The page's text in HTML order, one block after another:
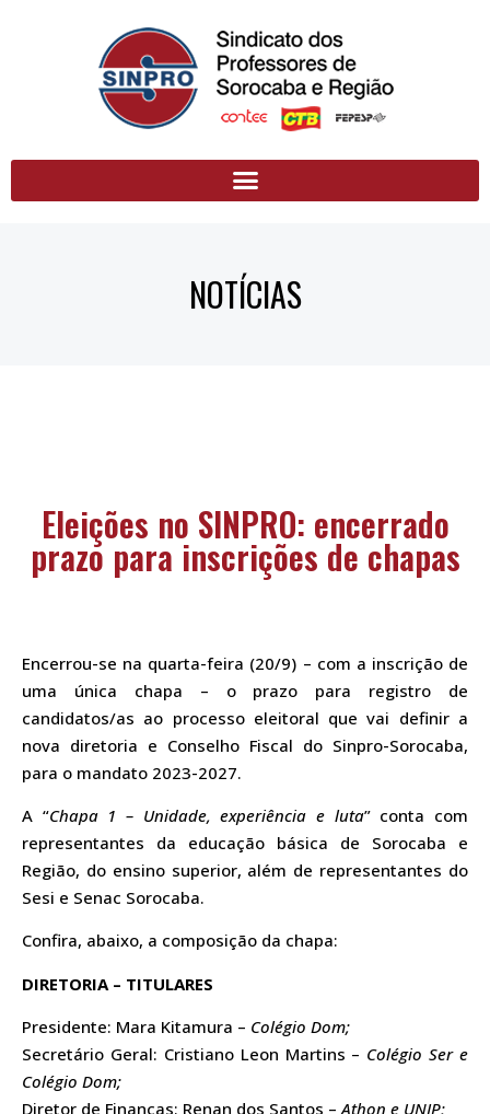
NOTÍCIAS
Eleições no SINPRO: encerrado
prazo para inscrições de chapas
Encerrou-se na quarta-feira (20/9) – com a inscrição de
uma única chapa – o prazo para registro de
candidatos/as ao processo eleitoral que vai definir a
nova diretoria e Conselho Fiscal do Sinpro-Sorocaba,
para o mandato 2023-2027.
A “Chapa 1 – Unidade, experiência e luta” conta com
representantes da educação básica de Sorocaba e
Região, do ensino superior, além de representantes do
Sesi e Senac Sorocaba.
Confira, abaixo, a composição da chapa:
DIRETORIA – TITULARES
Presidente: Mara Kitamura – Colégio Dom;
Secretário Geral: Cristiano Leon Martins – Colégio Ser e
Colégio Dom;
Diretor de Finanças: Renan dos Santos –Athon e UNIP;